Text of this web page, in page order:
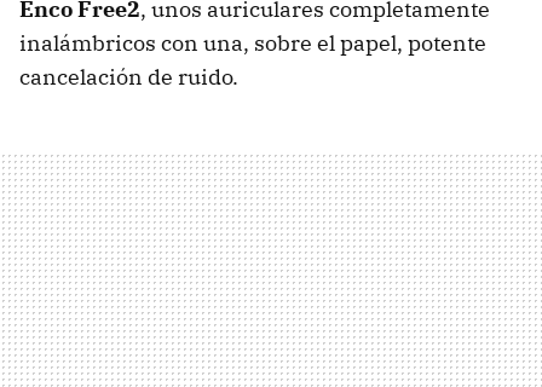
Enco Free2, unos auriculares completamente
inalámbricos con una, sobre el papel, potente
cancelación de ruido.